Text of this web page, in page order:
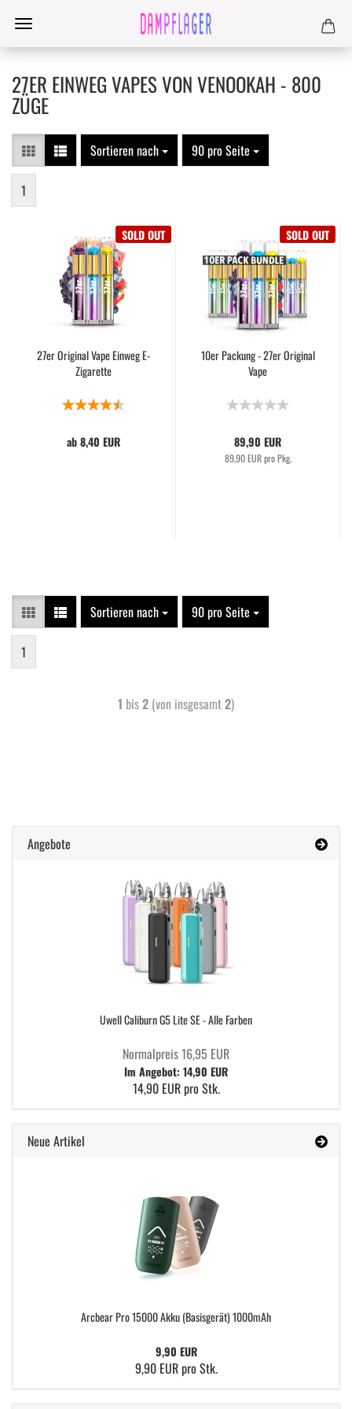
27ER EINWEG VAPES VON VENOOKAH - 800
ZÜGE
Sortieren nach 90 pro Seite
1
SOLD OUT
27er Original Vape Einweg E-
Zigarette
ab 8,40 EUR
SOLD OUT
10er Packung - 27er Original
Vape
89,90 EUR
89,90 EUR pro Pkg.
Sortieren nach 90 pro Seite
1
1 bis2 (von insgesamt2)
Angebote
Uwell Caliburn G5 Lite SE - Alle Farben
Normalpreis 16,95 EUR
Im Angebot: 14,90 EUR
14,90 EUR pro Stk.
Neue Artikel
Arcbear Pro 15000 Akku (Basisgerät) 1000mAh
9,90 EUR
9,90 EUR pro Stk.